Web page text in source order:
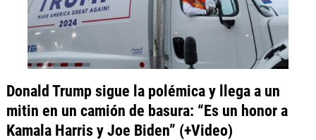
Donald Trump sigue la polémica y llega a un
mitin en un camión de basura: “Es un honor a
Kamala Harris y Joe Biden” (+Video)